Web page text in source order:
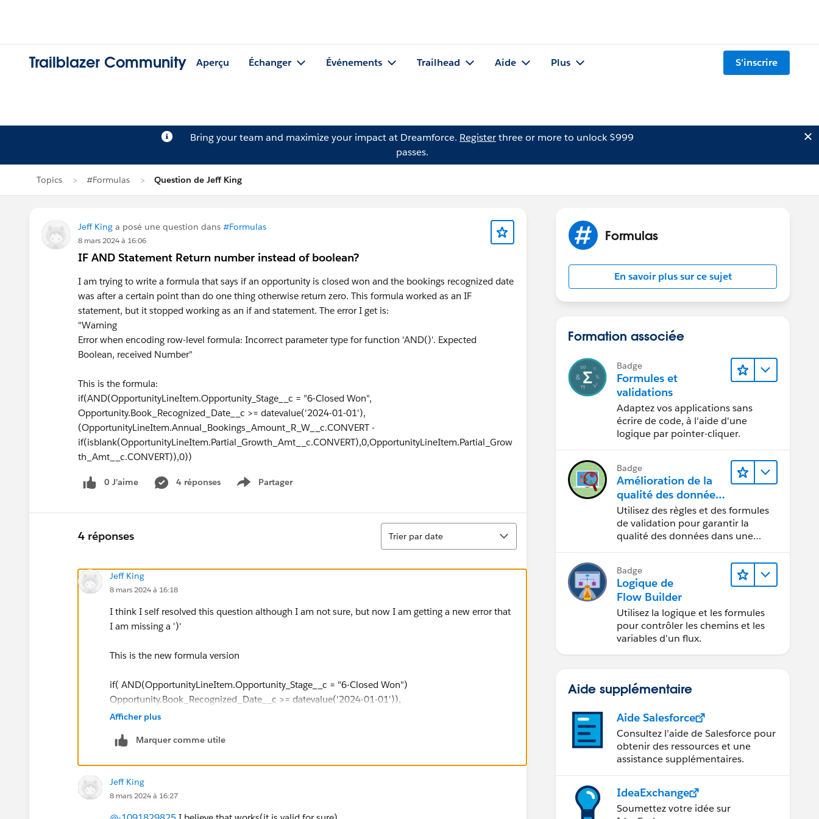
Trailblazer Community Aperçu Échanger Événements Trailhead Aide Plus S'inscrire
Bring your team and maximize your impact at Dreamforce. Registerthree or more to unlock $999
passes.
Topics #Formulas Question de Jeff King
Jeff King a posé une question dans #Formulas
8 mars 2024 à 16:06
IF AND Statement Return number instead of boolean?
I am trying to write a formula that says if an opportunity is closed won and the bookings recognized date
was after a certain point than do one thing otherwise return zero. This formula worked as an IF
statement, but it stopped working as an if and statement. The error I get is:
"Warning
Error when encoding row-level formula: Incorrect parameter type for function 'AND()'. Expected
Boolean, received Number"
This is the formula:
if(AND(OpportunityLineItem.Opportunity_Stage__c = "6-Closed Won",
Opportunity.Book_Recognized_Date__c >= datevalue('2024-01-01'),
(OpportunityLineItem.Annual_Bookings_Amount_R_W__c.CONVERT -
if(isblank(OpportunityLineItem.Partial_Growth_Amt__c.CONVERT),0,OpportunityLineItem.Partial_Grow
th_Amt__c.CONVERT)),0))
0 J’aime 4 réponses Partager
Show menu
4 réponses
Tri
Trier par date
Jeff King
8 mars 2024 à 16:18
I think I self resolved this question although I am not sure, but now I am getting a new error that
I am missing a ')'
This is the new formula version
if( AND(OpportunityLineItem.Opportunity_Stage__c = "6-Closed Won")
Opportunity.Book_Recognized_Date__c >= datevalue('2024-01-01')),
(OpportunityLineItem.Annual_Bookings_Amount_R_W__c.CONVERT -
l_Growth_Amt__c.CONVERT)),0))
Afficher plus
Marquer comme utile
Jeff King
8 mars 2024 à 16:27
Formulas
En savoir plus sur ce sujet
Formation associée
Badge
Formules et
validations
Adaptez vos applications sans
écrire de code, à l'aide d'une
logique par pointer-cliquer.
Badge
Amélioration de la
qualité des données
pour une application
de recrutement
Utilisez des règles et des formules
de validation pour garantir la
qualité des données dans une
Badge
Logique de
Flow Builder
Utilisez la logique et les formules
pour contrôler les chemins et les
variables d’un flux.
Aide supplémentaire
Aide Salesforce
Consultez l’aide de Salesforce pour
obtenir des ressources et une
assistance supplémentaires.
IdeaExchange
Soumettez votre idée sur